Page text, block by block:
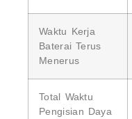
Waktu Kerja
Baterai Terus
Menerus
Total Waktu
Pengisian Daya